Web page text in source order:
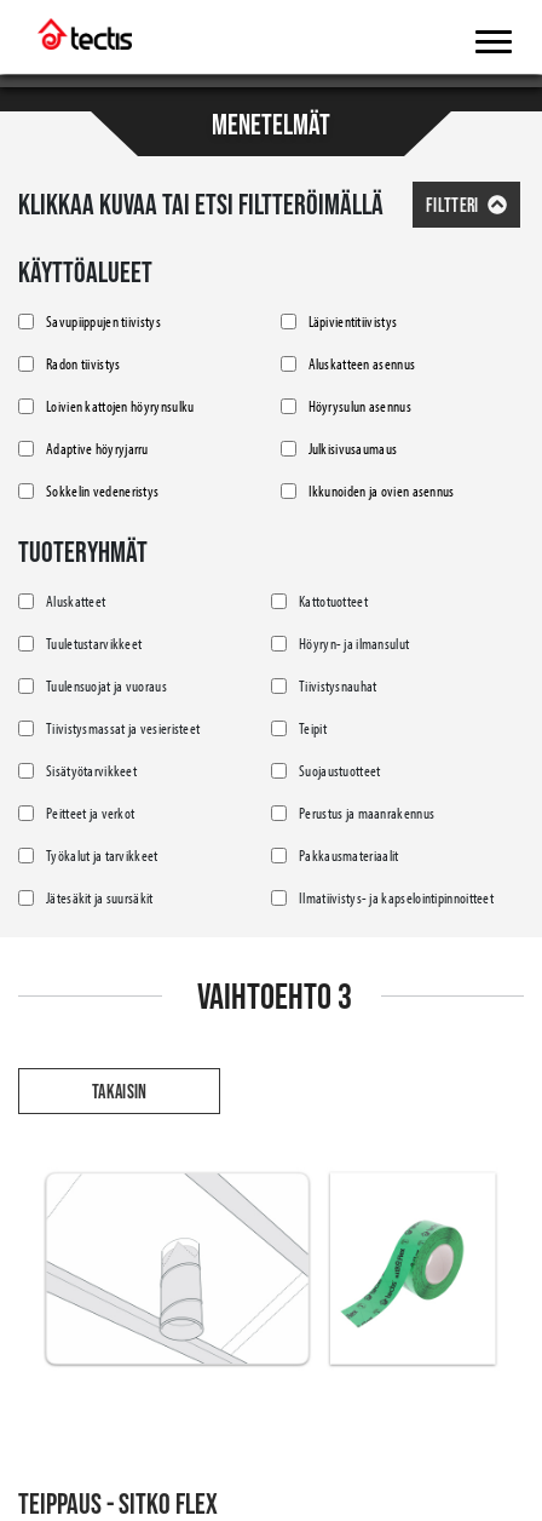
MENETELMÄT
KLIKKAA KUVAA TAI ETSI FILTTERÖIMÄLLÄ FILTTERI
KÄYTTÖALUEET
Savupiippujen tiivistys Läpivientitiivistys
Radon tiivistys Aluskatteen asennus
Loivien kattojen höyrynsulku Höyrysulun asennus
Adaptive höyryjarru Julkisivusaumaus
Sokkelin vedeneristys Ikkunoiden ja ovien asennus
TUOTERYHMÄT
Aluskatteet Kattotuotteet
Tuuletustarvikkeet Höyryn- ja ilmansulut
Tuulensuojat ja vuoraus Tiivistysnauhat
Tiivistysmassat ja vesieristeet Teipit
Sisätyötarvikkeet Suojaustuotteet
Peitteet ja verkot Perustus ja maanrakennus
Työkalut ja tarvikkeet Pakkausmateriaalit
Jätesäkit ja suursäkit Ilmatiivistys- ja kapselointipinnoitteet
VAIHTOEHTO 3
TAKAISIN
Teippaus - Sitko Flex